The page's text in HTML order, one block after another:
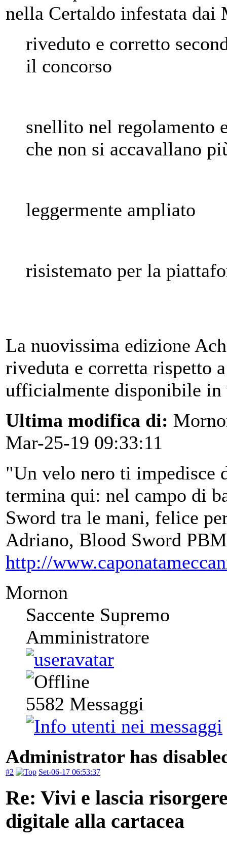
nella Certaldo infestata dai
riveduto e corretto
il concorso
snellito nel regolamento
che non si accavallano
leggermente ampliato
risistemato per la
La nuovissima edizione
riveduta e corretta rispetto
ufficialmente disponibile in
Ultima modifica di:
Mar-25-19 09:33:11
"Un velo nero ti impedisce
termina qui: nel campo di
Sword tra le mani, felice
Adriano, Blood Sword PBM
http://
Mornon
Saccente Supremo
Amministratore
5582 Messaggi
Administrator has
#2 Set-06-17 06:53:37
Re: Vivi e lascia
digitale alla cartacea